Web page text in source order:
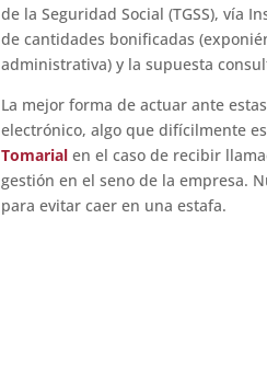
de la Seguridad Social (TGSS), vía
de cantidades bonificadas
administrativa) y la supuesta
La mejor forma de actuar ante
electrónico, algo que difícilmente
Tomarialen el caso de recibir
gestión en el seno de la empresa.
para evitar caer en una estafa.